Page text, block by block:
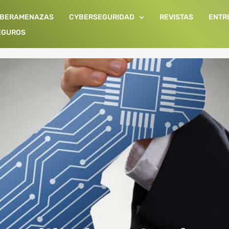
CYBERSEGURIDAD REVISTAS